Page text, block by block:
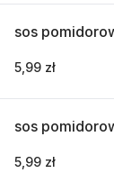
sos
5,99 zł
sos
5,99 zł